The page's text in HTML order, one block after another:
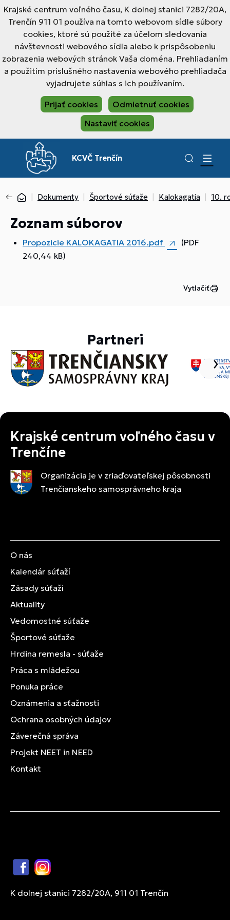
Krajské centrum voľného času, K dolnej stanici 7282/20A,
Trenčín 911 01 používa na tomto webovom sídle súbory
cookies, ktoré sú použité za účelom sledovania
návštevnosti webového sídla alebo k prispôsobeniu
zobrazenia webových stránok Vaša doména. Prehliadaním
a použitím príslušného nastavenia webového prehliadača
vyjadrujete súhlas s ich používaním.
Prijať cookies
Odmietnuť cookies
Nastaviť cookies
KCVČ Trenčín
Dokumenty Športové súťaže Kalokagatia 10.
Zoznam súborov
Propozicie KALOKAGATIA 2016.pdf
(PDF
240,44 kB)
Vytlačiť
Partneri
Krajské centrum voľného času v
Trenčíne
Organizácia je v zriaďovateľskej pôsobnosti
Trenčianskeho samosprávneho kraja
O nás
Kalendár súťaží
Zásady súťaží
Aktuality
Vedomostné súťaže
Športové súťaže
Hrdina remesla - súťaže
Práca s mládežou
Ponuka práce
Oznámenia a sťažnosti
Ochrana osobných údajov
Záverečná správa
Projekt NEET in NEED
Kontakt
FacebookInstagram
K dolnej stanici 7282/20A, 911 01 Trenčín